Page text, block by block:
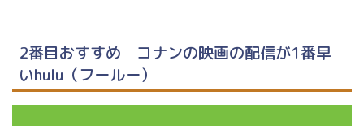
2番目おすすめ コナンの映画の配信が1番早
いhulu（フールー）